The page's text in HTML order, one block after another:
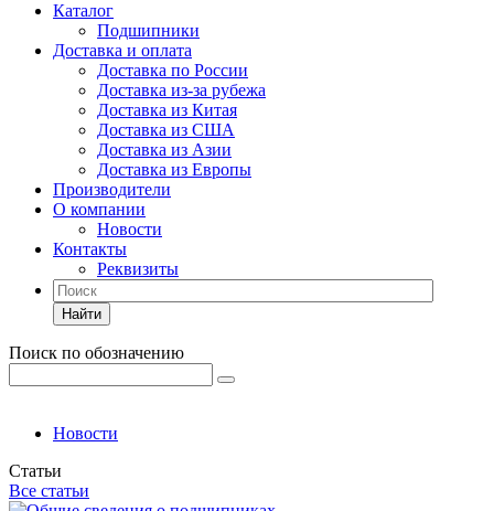
Каталог
Подшипники
Доставка и оплата
Доставка по России
Доставка из-за рубежа
Доставка из Китая
Доставка из США
Доставка из Азии
Доставка из Европы
Производители
О компании
Новости
Контакты
Реквизиты
Найти
Поиск по обозначению
Новости
Статьи
Все статьи